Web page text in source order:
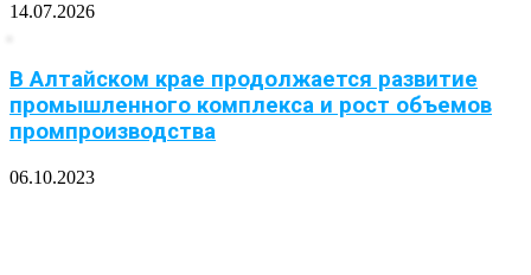
14.07.2026
В Алтайском крае продолжается развитие
промышленного комплекса и рост объемов
промпроизводства
06.10.2023